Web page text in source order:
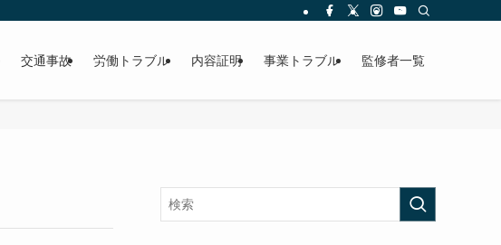
交通事故 労働トラブル 内容証明 事業トラブル 監修者一覧